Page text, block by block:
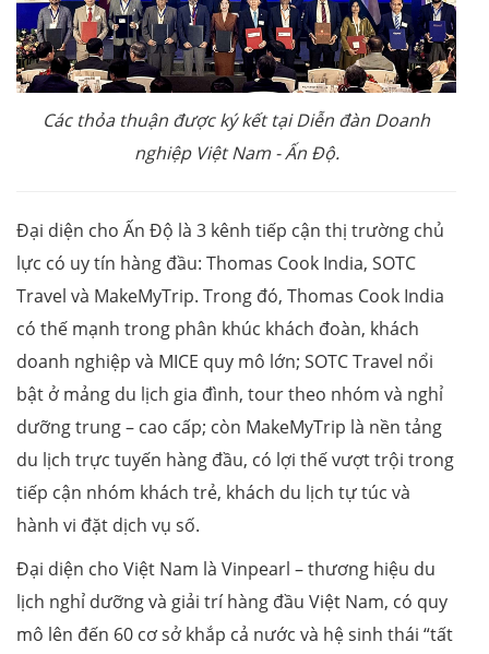
Các thỏa thuận được ký kết tại Diễn đàn Doanh
nghiệp Việt Nam - Ấn Độ.
Đại diện cho Ấn Độ là 3 kênh tiếp cận thị trường chủ
lực có uy tín hàng đầu: Thomas Cook India, SOTC
Travel và MakeMyTrip. Trong đó, Thomas Cook India
có thế mạnh trong phân khúc khách đoàn, khách
doanh nghiệp và MICE quy mô lớn; SOTC Travel nổi
bật ở mảng du lịch gia đình, tour theo nhóm và nghỉ
dưỡng trung – cao cấp; còn MakeMyTrip là nền tảng
du lịch trực tuyến hàng đầu, có lợi thế vượt trội trong
tiếp cận nhóm khách trẻ, khách du lịch tự túc và
hành vi đặt dịch vụ số.
Đại diện cho Việt Nam là Vinpearl – thương hiệu du
lịch nghỉ dưỡng và giải trí hàng đầu Việt Nam, có quy
mô lên đến 60 cơ sở khắp cả nước và hệ sinh thái “tất